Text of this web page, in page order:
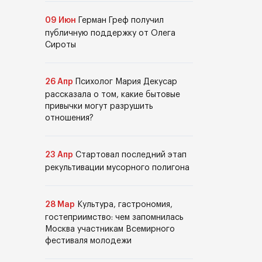
09 Июн
Герман Греф получил
публичную поддержку от Олега
Сироты
26 Апр
Психолог Мария Декусар
рассказала о том, какие бытовые
привычки могут разрушить
отношения?
23 Апр Стартовал последний этап
рекультивации мусорного полигона
28 Мар Культура, гастрономия,
гостеприимство: чем запомнилась
Москва участникам Всемирного
фестиваля молодежи